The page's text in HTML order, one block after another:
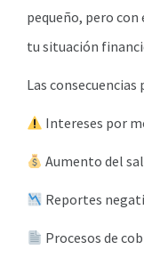
pequeño, pero
tu situación
Las consecuencias
Intereses por
Aumento del
Reportes
Procesos de